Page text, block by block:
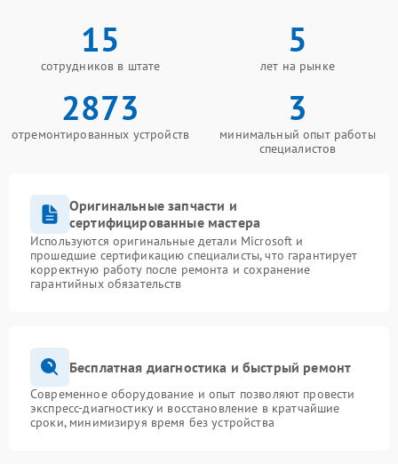
15
сотрудников в штате
5
лет на рынке
2873
отремонтированных устройств
3
минимальный опыт работы
специалистов
Оригинальные запчасти и
сертифицированные мастера
Используются оригинальные детали Microsoft и
прошедшие сертификацию специалисты, что гарантирует
корректную работу после ремонта и сохранение
гарантийных обязательств
Бесплатная диагностика и быстрый ремонт
Современное оборудование и опыт позволяют провести
экспресс-диагностику и восстановление в кратчайшие
сроки, минимизируя время без устройства